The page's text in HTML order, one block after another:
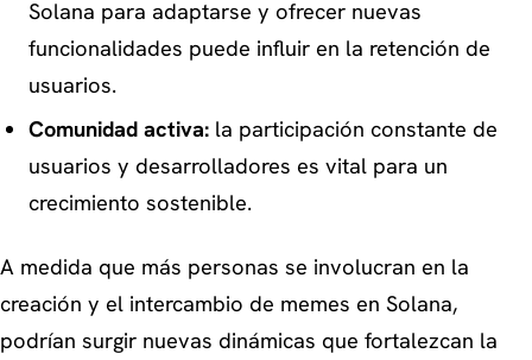
Solana para adaptarse y ofrecer nuevas
funcionalidades puede influir en la retención de
usuarios.
Comunidad activa:la participación constante de
usuarios y desarrolladores es vital para un
crecimiento sostenible.
A medida que más personas se involucran en la
creación y el intercambio de memes en Solana,
podrían surgir nuevas dinámicas que fortalezcan la